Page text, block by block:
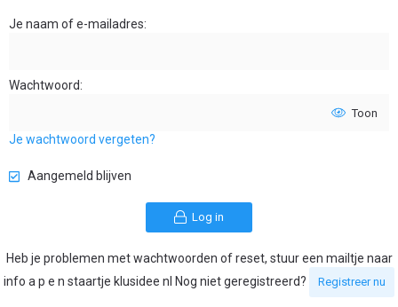
Je naam of e-mailadres
Wachtwoord
Toon
Je wachtwoord vergeten?
Aangemeld blijven
Log in
Heb je problemen met wachtwoorden of reset, stuur een mailtje naar
info a p e n staartje klusidee nl Nog niet geregistreerd?
Registreer nu